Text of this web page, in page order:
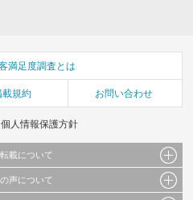
満足度調査とは
載規約 お問い合わせ
個人情報保護方針
載について
真、イラスト、画像データ等）及びこれらの配
声について